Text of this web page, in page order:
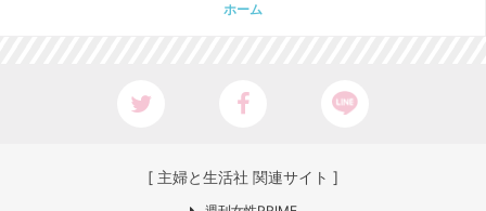
ホーム
[ 主婦と生活社 関連サイト ]